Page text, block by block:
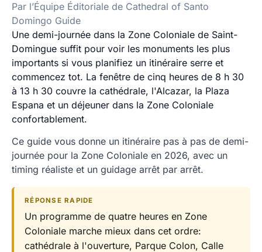
Par l’Équipe Éditoriale de Cathedral of Santo
Domingo Guide
Une demi-journée dans la Zone Coloniale de Saint-
Domingue suffit pour voir les monuments les plus
importants si vous planifiez un itinéraire serre et
commencez tot. La fenêtre de cinq heures de 8 h 30
à 13 h 30 couvre la cathédrale, l'Alcazar, la Plaza
Espana et un déjeuner dans la Zone Coloniale
confortablement.
Ce guide vous donne un itinéraire pas à pas de demi-
journée pour la Zone Coloniale en 2026, avec un
timing réaliste et un guidage arrêt par arrêt.
RÉPONSE RAPIDE
Un programme de quatre heures en Zone
Coloniale marche mieux dans cet ordre:
cathédrale à l'ouverture, Parque Colon, Calle